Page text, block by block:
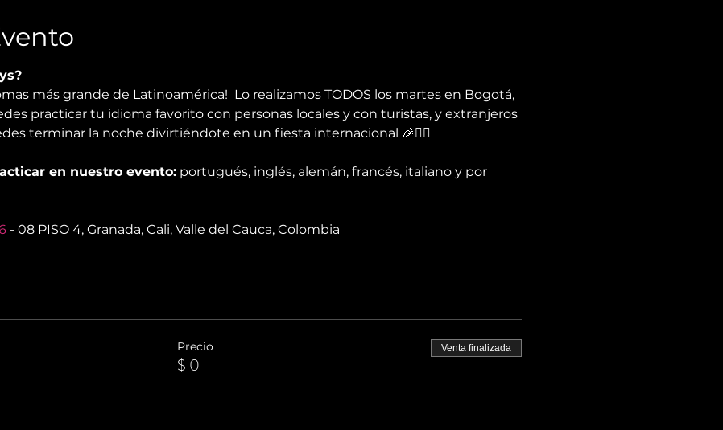
más grande de Latinoamérica!  Lo realizamos TODOS los martes en Bogotá,
practicar tu idioma favorito con personas locales y con turistas, y extranjeros
terminar la noche divirtiéndote en un fiesta internacional 🎉✌🏻️
en nuestro evento: portugués, inglés, alemán, francés, italiano y por
- 08 PISO 4, Granada, Cali, Valle del Cauca, Colombia
Precio
$ 0
Venta finalizada